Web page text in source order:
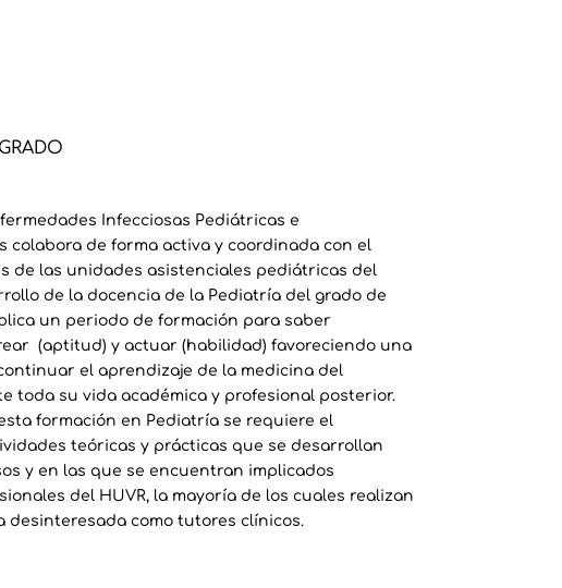
Infecciosas Pediátricas e
colabora de forma activa y coordinada con el
de las unidades asistenciales pediátricas del
de la docencia de la Pediatría del grado de
un periodo de formación para saber
(aptitud) y actuar (habilidad) favoreciendo una
el aprendizaje de la medicina del
toda su vida académica y profesional posterior.
formación en Pediatría se requiere el
teóricas y prácticas que se desarrollan
y en las que se encuentran implicados
del HUVR, la mayoría de los cuales realizan
desinteresada como tutores clínicos.